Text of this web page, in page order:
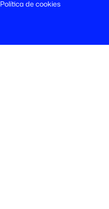
Política de cookies